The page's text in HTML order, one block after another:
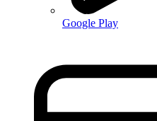
Google Play